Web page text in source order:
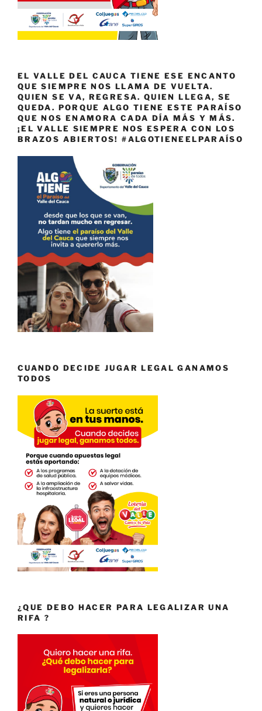
EL VALLE DEL CAUCA TIENE ESE ENCANTO
QUE SIEMPRE NOS LLAMA DE VUELTA.
QUIEN SE VA, REGRESA. QUIEN LLEGA, SE
QUEDA. PORQUE ALGO TIENE ESTE PARAÍSO
QUE NOS ENAMORA CADA DÍA MÁS Y MÁS.
¡EL VALLE SIEMPRE NOS ESPERA CON LOS
BRAZOS ABIERTOS! #ALGOTIENEELPARAÍSO
CUANDO DECIDE JUGAR LEGAL GANAMOS
TODOS
¿QUE DEBO HACER PARA LEGALIZAR UNA
RIFA ?